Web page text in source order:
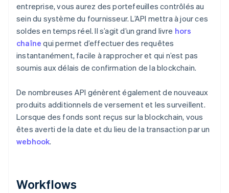
entreprise, vous aurez des portefeuilles contrôlés au
sein du système du fournisseur. L’API mettra à jour ces
soldes en temps réel. Il s’agit d’un grand livre hors
chaîne qui permet d’effectuer des requêtes
instantanément, facile à rapprocher et qui n’est pas
soumis aux délais de confirmation de la blockchain.
De nombreuses API génèrent également de nouveaux
produits additionnels de versement et les surveillent.
Lorsque des fonds sont reçus sur la blockchain, vous
êtes averti de la date et du lieu de la transaction par un
webhook.
Workflows